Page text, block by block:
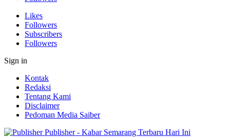
Likes
Followers
Subscribers
Followers
Sign in
Kontak
Redaksi
Tentang Kami
Disclaimer
Pedoman Media Saiber
Publisher - Kabar Semarang Terbaru Hari Ini